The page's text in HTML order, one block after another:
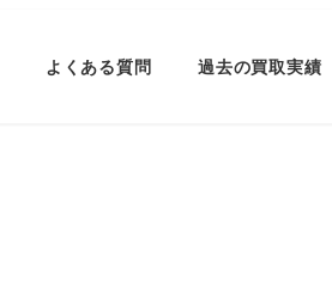
よくある質問 過去の買取実績